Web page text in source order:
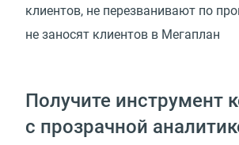
клиентов, не перезванивают по
не заносят клиентов в Мегаплан
Получите инструмент
с прозрачной